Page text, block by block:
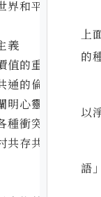
界和平
義
值的重要性
通的倫理價值
心靈環保的精義
種衝突
共存共榮
上
的
以
語